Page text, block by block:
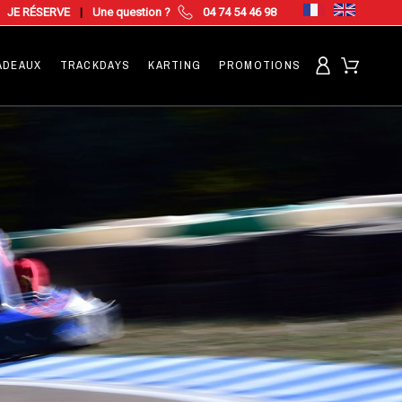
JE RÉSERVE | Une question ? 04 74 54 46 98
TRACKDAYS KARTING PROMOTIONS